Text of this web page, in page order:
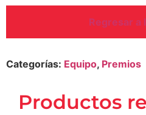
Regresar a
Categorías: Equipo, Premios
productos